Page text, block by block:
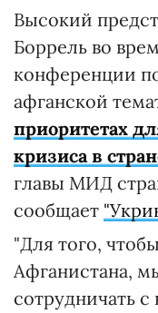
Высокий
Боррель во
конференции
афганской
приоритетах
кризиса в
главы МИД
сообщает
"Для того,
Афганистана,
сотрудничать